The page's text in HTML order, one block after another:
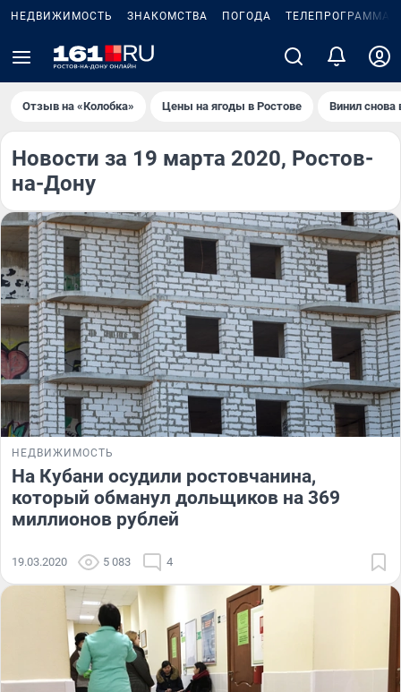
НЕДВИЖИМОСТЬ ЗНАКОМСТВА ПОГОДА ТЕЛЕПРОГРАММА
Отзыв на «Колобка» Цены на ягоды в Ростове Винил снова
Новости за 19 марта 2020, Ростов-
на-Дону
НЕДВИЖИМОСТЬ
На Кубани осудили ростовчанина,
который обманул дольщиков на 369
миллионов рублей
19.03.2020 5 083 4